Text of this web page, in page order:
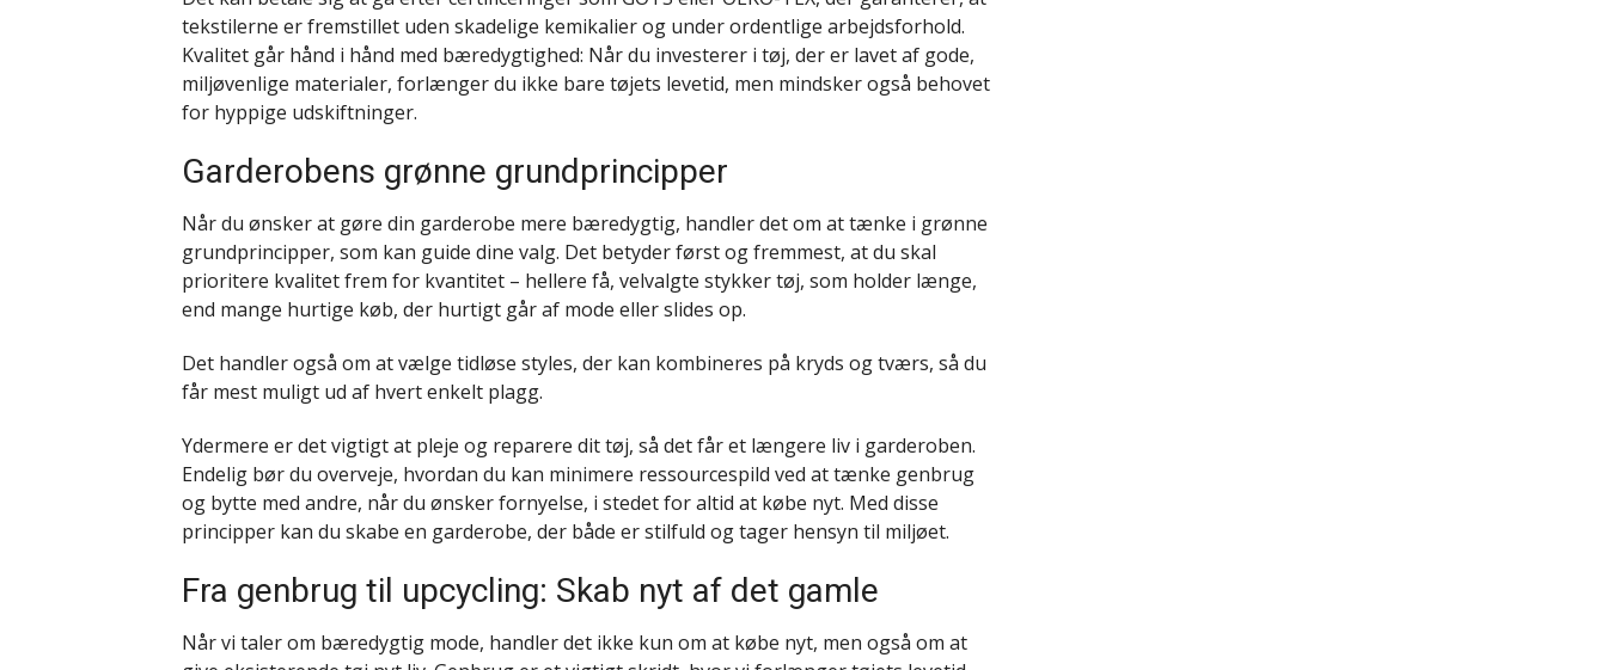
tekstilerne er fremstillet uden skadelige kemikalier og under ordentlige arbejdsforhold.
Kvalitet går hånd i hånd med bæredygtighed: Når du investerer i tøj, der er lavet af gode,
miljøvenlige materialer, forlænger du ikke bare tøjets levetid, men mindsker også behovet
for hyppige udskiftninger.
Garderobens grønne grundprincipper
Når du ønsker at gøre din garderobe mere bæredygtig, handler det om at tænke i grønne
grundprincipper, som kan guide dine valg. Det betyder først og fremmest, at du skal
prioritere kvalitet frem for kvantitet – hellere få, velvalgte stykker tøj, som holder længe,
end mange hurtige køb, der hurtigt går af mode eller slides op.
Det handler også om at vælge tidløse styles, der kan kombineres på kryds og tværs, så du
får mest muligt ud af hvert enkelt plagg.
Ydermere er det vigtigt at pleje og reparere dit tøj, så det får et længere liv i garderoben.
Endelig bør du overveje, hvordan du kan minimere ressourcespild ved at tænke genbrug
og bytte med andre, når du ønsker fornyelse, i stedet for altid at købe nyt. Med disse
principper kan du skabe en garderobe, der både er stilfuld og tager hensyn til miljøet.
Fra genbrug til upcycling: Skab nyt af det gamle
Når vi taler om bæredygtig mode, handler det ikke kun om at købe nyt, men også om at